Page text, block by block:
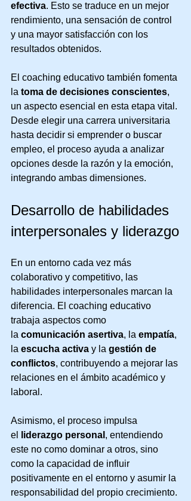
efectiva. Esto se traduce en un mejor
rendimiento, una sensación de control
y una mayor satisfacción con los
resultados obtenidos.
El coaching educativo también fomenta
la toma de decisiones conscientes,
un aspecto esencial en esta etapa vital.
Desde elegir una carrera universitaria
hasta decidir si emprender o buscar
empleo, el proceso ayuda a analizar
opciones desde la razón y la emoción,
integrando ambas dimensiones.
Desarrollo de habilidades
interpersonales y liderazgo
En un entorno cada vez más
colaborativo y competitivo, las
habilidades interpersonales marcan la
diferencia. El coaching educativo
trabaja aspectos como
la comunicación asertiva, la empatía,
la escucha activa y la gestión de
conflictos, contribuyendo a mejorar las
relaciones en el ámbito académico y
laboral.
Asimismo, el proceso impulsa
el
liderazgo personal , entendiendo
este no como dominar a otros, sino
como la capacidad de influir
positivamente en el entorno y asumir la
responsabilidad del propio crecimiento.